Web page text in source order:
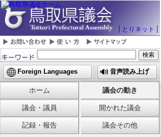
とりネット
Foreign Languages 音声読み上げ
ホーム 議会の動き
議会・議員 開かれた議会
記録・報告 議会その他